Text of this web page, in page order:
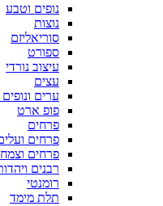
נופים וטבע
נוצות
סוריאליזם
ספורט
עיצוב נורדי
עצים
ערים
פופ ארט
פרחים
פרחים
פרחים
רבנים
רומנטי
תלת מימד